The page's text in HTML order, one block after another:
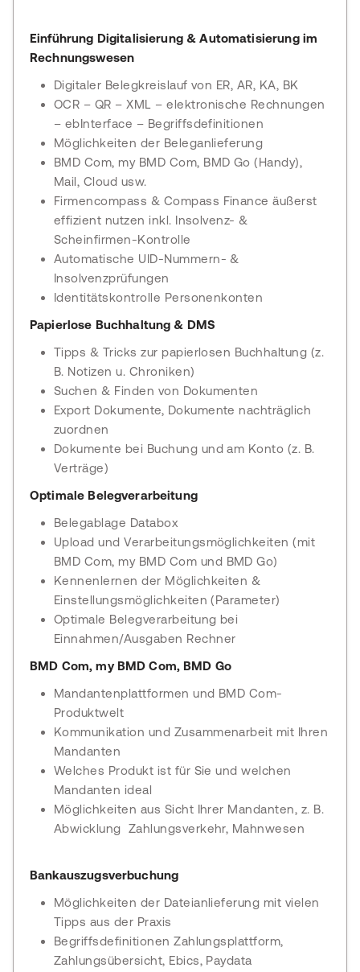
Einführung Digitalisierung & Automatisierung im
Rechnungswesen
Digitaler Belegkreislauf von ER, AR, KA, BK
OCR – QR – XML – elektronische Rechnungen
– ebInterface – Begriffsdefinitionen
Möglichkeiten der Beleganlieferung
BMD Com, my BMD Com, BMD Go (Handy),
Mail, Cloud usw.
Firmencompass & Compass Finance äußerst
effizient nutzen inkl. Insolvenz- &
Scheinfirmen-Kontrolle
Automatische UID-Nummern- &
Insolvenzprüfungen
Identitätskontrolle Personenkonten
Papierlose Buchhaltung & DMS
Tipps & Tricks zur papierlosen Buchhaltung (z.
B. Notizen u. Chroniken)
Suchen & Finden von Dokumenten
Export Dokumente, Dokumente nachträglich
zuordnen
Dokumente bei Buchung und am Konto (z. B.
Verträge)
Optimale Belegverarbeitung
Belegablage Databox
Upload und Verarbeitungsmöglichkeiten (mit
BMD Com, my BMD Com und BMD Go)
Kennenlernen der Möglichkeiten &
Einstellungsmöglichkeiten (Parameter)
Optimale Belegverarbeitung bei
Einnahmen/Ausgaben Rechner
BMD Com, my BMD Com, BMD Go
Mandantenplattformen und BMD Com-
Produktwelt
Kommunikation und Zusammenarbeit mit Ihren
Mandanten
Welches Produkt ist für Sie und welchen
Mandanten ideal
Möglichkeiten aus Sicht Ihrer Mandanten, z. B.
Abwicklung Zahlungsverkehr, Mahnwesen
Bankauszugsverbuchung
Möglichkeiten der Dateianlieferung mit vielen
Tipps aus der Praxis
Begriffsdefinitionen Zahlungsplattform,
Zahlungsübersicht, Ebics, Paydata